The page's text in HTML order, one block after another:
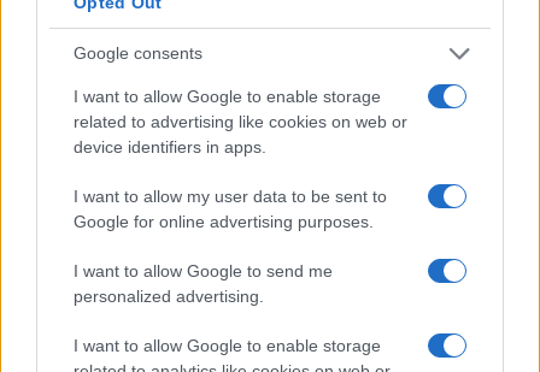
Google consents
I want to allow Google to enable storage
related to advertising like cookies on web or
device identifiers in apps.
I want to allow my user data to be sent to
Google for online advertising purposes.
I want to allow Google to send me
personalized advertising.
I want to allow Google to enable storage
Koroška slavi državne prvake v
košarki 3x3: V Dravogradu
košarkarjev
Freestyle navdušuje s poletno
prilagojenimi cenami koles
Do novembra zaradi sanacije
Dravogradu
Kovinska ograja po meri: kako
izbrati material, polnilo in
izvedbo
Več iz kategorije Novice